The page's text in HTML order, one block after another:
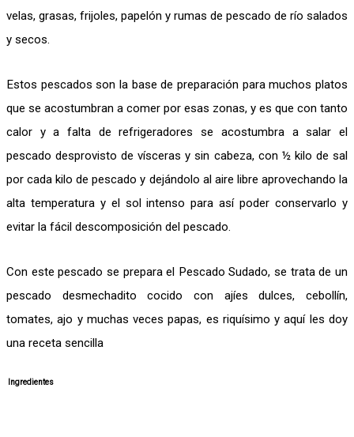
velas, grasas, frijoles, papelón y rumas de pescado de río salados
y secos.
Estos pescados son la base de preparación para muchos platos
que se acostumbran a comer por esas zonas, y es que con tanto
calor y a falta de refrigeradores se acostumbra a salar el
pescado desprovisto de vísceras y sin cabeza, con ½ kilo de sal
por cada kilo de pescado y dejándolo al aire libre aprovechando la
alta temperatura y el sol intenso para así poder conservarlo y
evitar la fácil descomposición del pescado.
Con este pescado se prepara el Pescado Sudado, se trata de un
pescado desmechadito cocido con ajíes dulces, cebollín,
tomates, ajo y muchas veces papas, es riquísimo y aquí les doy
una receta sencilla
Ingredientes